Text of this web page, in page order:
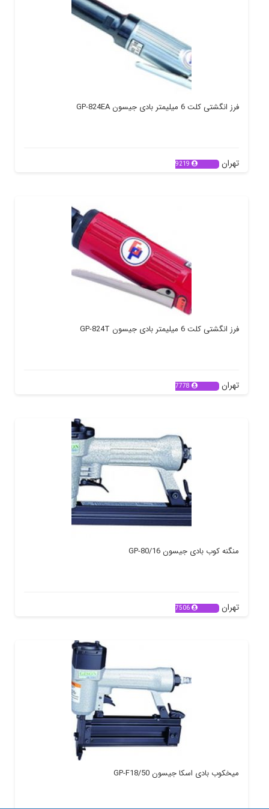
فرز انگشتی کلت 6 میلیمتر بادی جیسون GP-824EA
تهران 9219
فرز انگشتی کلت 6 میلیمتر بادی جیسون GP-824T
تهران 7778
منگنه کوب بادی جیسون GP-80/16
تهران 7506
میخکوب بادی اسکا جیسون GP-F18/50